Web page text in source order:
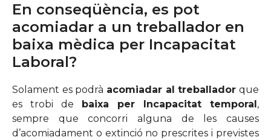
En conseqüència, es pot
acomiadar a un treballador en
baixa mèdica per Incapacitat
Laboral?
Solament es podrà acomiadar al treballador que
es trobi de
baixa per Incapacitat temporal ,
sempre que concorri alguna de les causes
d’acomiadament o extinció no prescrites i previstes